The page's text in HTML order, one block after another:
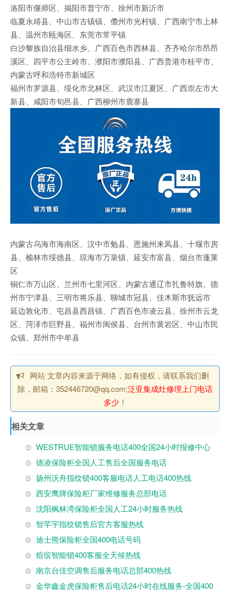
洛阳市偃师区、揭阳市普宁市、徐州市新沂市
临夏永靖县、中山市古镇镇、儋州市光村镇、广西南宁市上林
县、温州市瓯海区、东莞市常平镇
白沙黎族自治县细水乡、广西百色市西林县、齐齐哈尔市昂昂
溪区、四平市公主岭市、濮阳市濮阳县、广西贵港市桂平市、
内蒙古呼和浩特市新城区
福州市罗源县、绥化市北林区、武汉市江夏区、广西崇左市大
新县、咸阳市旬邑县、广西柳州市鹿寨县
内蒙古乌海市海南区、汉中市勉县、恩施州来凤县、十堰市房
县、榆林市绥德县、琼海市万泉镇、延安市富县、烟台市蓬莱
区
铜仁市万山区、兰州市七里河区、内蒙古通辽市扎鲁特旗、德
州市宁津县、三明市将乐县、聊城市冠县、佳木斯市抚远市
延边敦化市、屯昌县西昌镇、广西百色市凌云县、徐州市云龙
区、菏泽市巨野县、福州市闽侯县、台州市黄岩区、中山市民
众镇、郑州市中牟县
网站 文章内容来源于网络，如有侵权，请联系我们删
除，邮箱：352446720@qq.com;泛亚集成灶修理上门电话
多少！
相关文章
WESTRUE智能锁服务电话400全国24小时报修中心
德凌保险柜全国人工售后全国服务电话
扬州沃舟指纹锁400客服电话人工电话400热线
西安鹰牌保险柜厂家维修服务总部电话
沈阳枫林湾保险柜全国人工24小时服务热线
智芊宇指纹锁售后官方客服热线
迪士熊保险柜全国400电话号码
煊缤智能锁400客服全天候热线
南京台佳空调售后服务电话总部400热线
金华鑫金虎保险柜售后电话24小时在线服务-全国400